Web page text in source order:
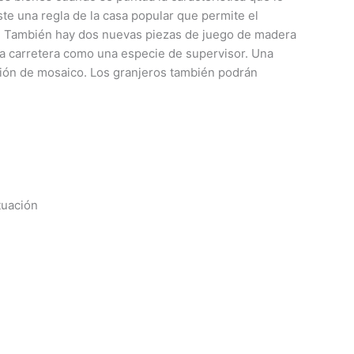
una regla de la casa popular que permite el
hay dos nuevas piezas de juego de madera
como una especie de supervisor. Una
de mosaico. Los granjeros también podrán